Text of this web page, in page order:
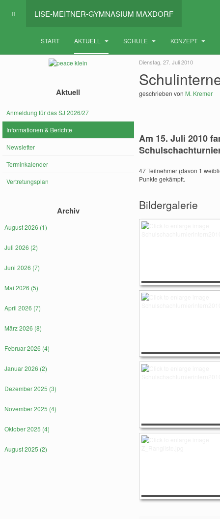
LISE-MEITNER-GYMNASIUM MAXDORF
START AKTUELL SCHULE KONZEPT
Dienstag, 27. Juli 2010
geschrieben von M. Kremer
Am 15. Juli 2010
47 Teilnehmer (davon 1
Punkte gekämpft.
Bildergalerie
Aktuell
Anmeldung für das SJ 2026/27
Informationen & Berichte
Newsletter
Terminkalender
Vertretungsplan
Archiv
August 2026 (1)
Juli 2026 (2)
Juni 2026 (7)
Mai 2026 (5)
April 2026 (7)
März 2026 (8)
Februar 2026 (4)
Januar 2026 (2)
Dezember 2025 (3)
November 2025 (4)
Oktober 2025 (4)
August 2025 (2)